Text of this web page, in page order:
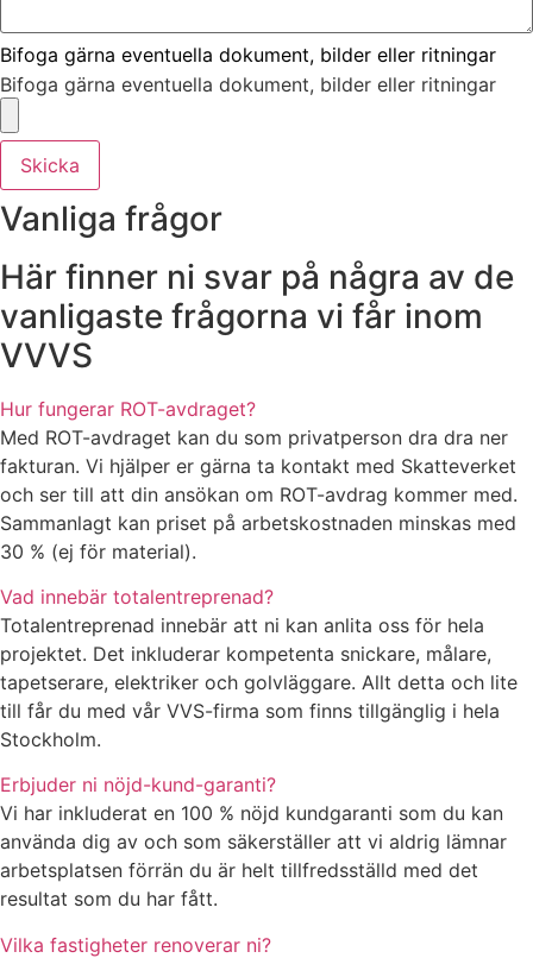
Bifoga gärna eventuella dokument, bilder eller ritningar
Bifoga gärna eventuella dokument, bilder eller ritningar
Skicka
Vanliga frågor
Här finner ni svar på några av de
vanligaste frågorna vi får inom
VVVS
Hur fungerar ROT-avdraget?
Med ROT-avdraget kan du som privatperson dra dra ner
fakturan. Vi hjälper er gärna ta kontakt med Skatteverket
och ser till att din ansökan om ROT-avdrag kommer med.
Sammanlagt kan priset på arbetskostnaden minskas med
30 % (ej för material).
Vad innebär totalentreprenad?
Totalentreprenad innebär att ni kan anlita oss för hela
projektet. Det inkluderar kompetenta snickare, målare,
tapetserare, elektriker och golvläggare. Allt detta och lite
till får du med vår VVS-firma som finns tillgänglig i hela
Stockholm.
Erbjuder ni nöjd-kund-garanti?
Vi har inkluderat en 100 % nöjd kundgaranti som du kan
använda dig av och som säkerställer att vi aldrig lämnar
arbetsplatsen förrän du är helt tillfredsställd med det
resultat som du har fått.
Vilka fastigheter renoverar ni?